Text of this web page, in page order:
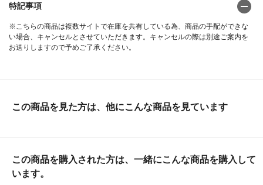
特記事項
※こちらの商品は複数サイトで在庫を共有している為、商品の手配ができな
い場合、キャンセルとさせていただきます。キャンセルの際は別途ご案内を
お送りしますので予めご了承ください。
この商品を見た方は、他にこんな商品を見ています
この商品を購入された方は、一緒にこんな商品を購入して
います。